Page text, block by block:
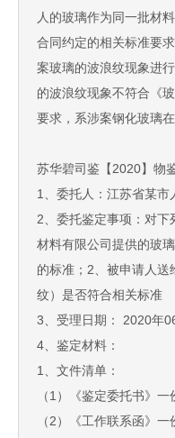
人的玻璃作为同一批材
合同约定的相关标准要
案玻璃的波浪纹现象进
的波浪纹现象不符合《
要求，系涉案钢化玻璃
苏华碧司鉴【2020】物
1、委托人：江苏省某市
2、委托鉴定事项：对
材料有限公司提供的玻
的标准；2、被申请人送
纹）是否符合相关标准
3、受理日期： 2020年
4、鉴定材料：
1、文件清单：
（1）《鉴定委托书》一
（2）《工作联系函》一